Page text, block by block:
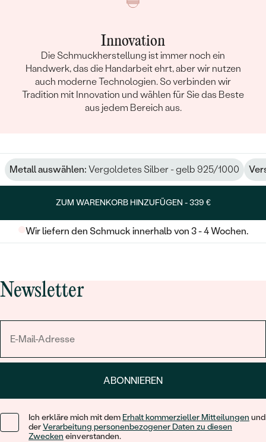
Innovation
Die Schmuckherstellung ist immer noch ein
Handwerk, das die Handarbeit ehrt, aber wir nutzen
auch moderne Technologien. So verbinden wir
Tradition mit Innovation und wählen für Sie das Beste
aus jedem Bereich aus.
Metall auswählen: Vergoldetes Silber - gelb 925/1000
ZUM WARENKORB HINZUFÜGEN -339 €
Wir liefern den Schmuck innerhalb von 3 - 4 Wochen.
Newsletter
ABONNIEREN
Ich erkläre mich mit dem Erhalt kommerzieller Mitteilungen und
derVerarbeitung personenbezogener Daten zu diesen
Zwecken einverstanden.